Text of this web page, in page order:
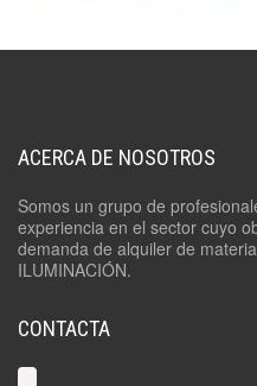
ACERCA DE NOSOTROS
Somos un grupo de
experiencia en el sector cuyo
demanda de alquiler de
ILUMINACIÓN.
CONTACTA